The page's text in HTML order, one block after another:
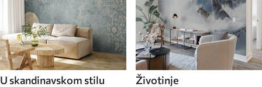
U skandinavskom stilu Životinje